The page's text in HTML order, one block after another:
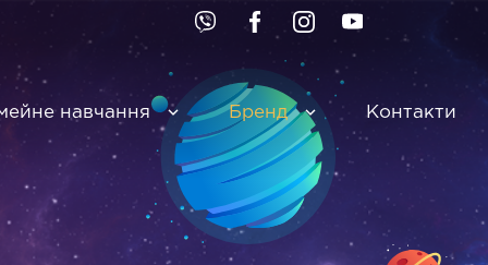
навчання Бренд Контакти